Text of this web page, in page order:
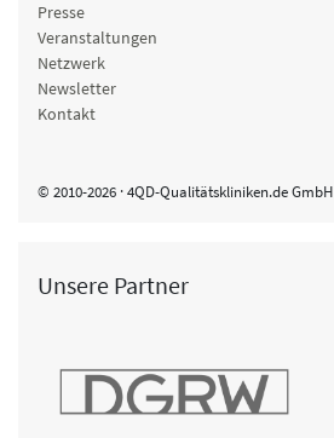
Presse
Veranstaltungen
Netzwerk
Newsletter
Kontakt
© 2010-2026 · 4QD-Qualitätskliniken.de GmbH
Unsere Partner